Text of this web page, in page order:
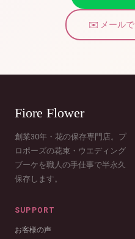
✉️ メールで
Fiore Flower
創業30年・花の保存専門店。プ
ロポーズの花束・ウエディング
ブーケを職人の手仕事で半永久
保存します。
SUPPORT
お客様の声